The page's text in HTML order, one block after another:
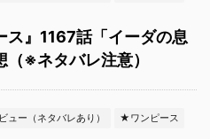
ス』1167話「イーダの息
（※ネタバレ注意）
ュー（ネタバレあり） ★ワンピース